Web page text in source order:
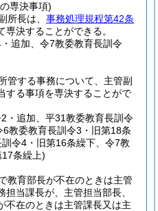
専決事項)
所長は、 事務処理規程第42条
決することができる。
追加、令7教委教育長訓令
管する事務について、主管副
する事項を専決することがで
・追加、平31教委教育長訓令
教委教育長訓令3・旧第18条
令4・旧第16条繰下、令7教
条繰上)
教育部長が不在のときは主管
当課長が、主管担当部長、
不在のときは主管課長又は主